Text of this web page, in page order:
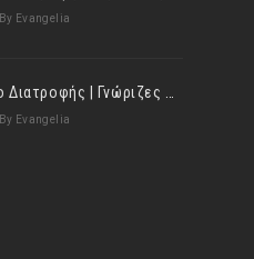
By Evangelia
By Evangelia